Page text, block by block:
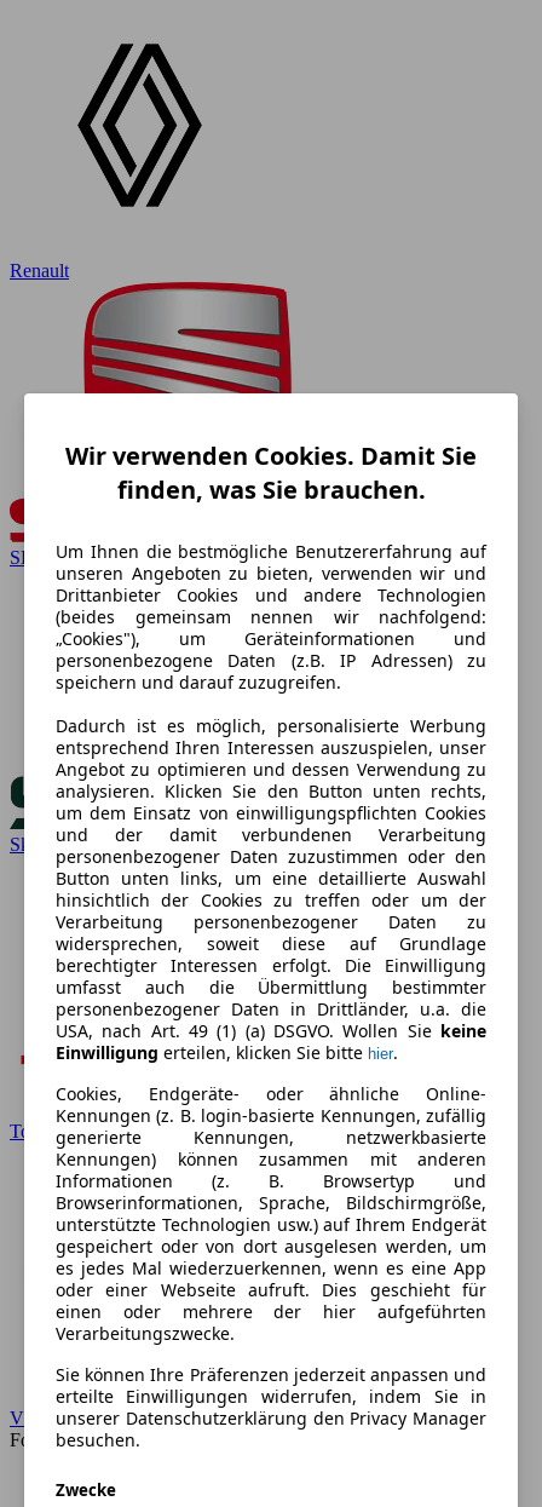
Renault
SEAT
Skoda
Toyota
VW
Forum
Wir verwenden Cookies. Damit Sie
finden, was Sie brauchen.
Um Ihnen die bestmögliche Benutzererfahrung auf
unseren Angeboten zu bieten, verwenden wir und
Drittanbieter Cookies und andere Technologien
(beides gemeinsam nennen wir nachfolgend:
„Cookies"), um Geräteinformationen und
personenbezogene Daten (z.B. IP Adressen) zu
speichern und darauf zuzugreifen.
Dadurch ist es möglich, personalisierte Werbung
entsprechend Ihren Interessen auszuspielen, unser
Angebot zu optimieren und dessen Verwendung zu
analysieren. Klicken Sie den Button unten rechts,
um dem Einsatz von einwilligungspflichten Cookies
und der damit verbundenen Verarbeitung
personenbezogener Daten zuzustimmen oder den
Button unten links, um eine detaillierte Auswahl
hinsichtlich der Cookies zu treffen oder um der
Verarbeitung personenbezogener Daten zu
widersprechen, soweit diese auf Grundlage
berechtigter Interessen erfolgt. Die Einwilligung
umfasst auch die Übermittlung bestimmter
personenbezogener Daten in Drittländer, u.a. die
USA, nach Art. 49 (1) (a) DSGVO. Wollen Sie keine
Einwilligung erteilen, klicken Sie bitte hier.
Cookies, Endgeräte- oder ähnliche Online-
Kennungen (z. B. login-basierte Kennungen, zufällig
generierte Kennungen, netzwerkbasierte
Kennungen) können zusammen mit anderen
Informationen (z. B. Browsertyp und
Browserinformationen, Sprache, Bildschirmgröße,
unterstützte Technologien usw.) auf Ihrem Endgerät
gespeichert oder von dort ausgelesen werden, um
es jedes Mal wiederzuerkennen, wenn es eine App
oder einer Webseite aufruft. Dies geschieht für
einen oder mehrere der hier aufgeführten
Verarbeitungszwecke.
Sie können Ihre Präferenzen jederzeit anpassen und
erteilte Einwilligungen widerrufen, indem Sie in
unserer Datenschutzerklärung den Privacy Manager
besuchen.
Zwecke